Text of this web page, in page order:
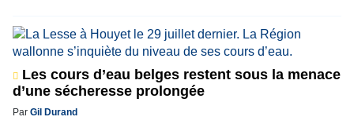
Les cours d’eau belges restent sous la menace
d’une sécheresse prolongée
Par Gil Durand